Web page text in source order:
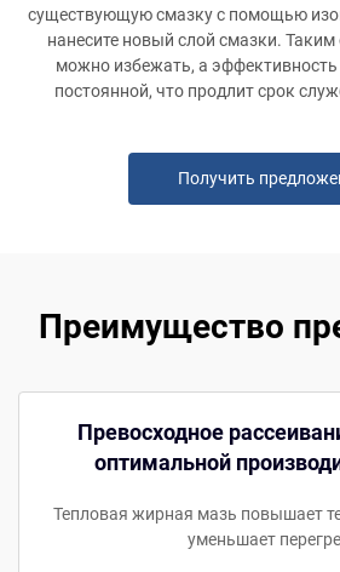
существующую смазку с помощью
нанесите новый слой смазки. Таким
можно избежать, а
постоянной, что продлит срок
Получить
Преимущество
Превосходное
оптимальной
Тепловая жирная мазь повышает
уменьшает